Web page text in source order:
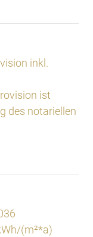
inkl.
ist
des notariellen
(m²*a)